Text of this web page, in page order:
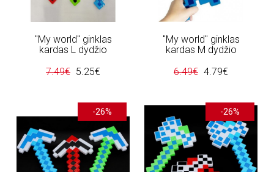
"My world" ginklas
kardas L dydžio
7.49€ 5.25€
"My world" ginklas
kardas M dydžio
6.49€ 4.79€
-26% -26%